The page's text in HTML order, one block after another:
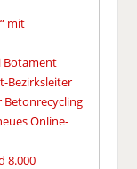
mit
Botament
Bezirksleiter
Betonrecycling
Online-
8.000